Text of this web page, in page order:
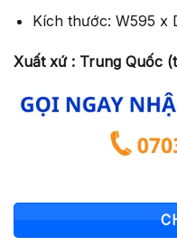
Kích thước: W595 x
Xuất xứ : Trung Quốc